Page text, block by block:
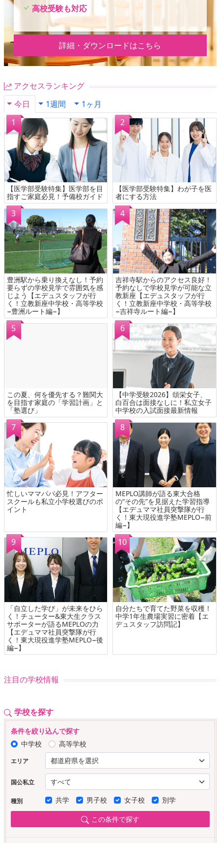
高校受験も対応
詳細・ダウンロードはこちら
アクセスランキング
今日
1週間 1ヶ月
【医学部受験特集】医学部を目
指すご家庭必見！予備校ガイド
【医学部受験特集】わが子を医
者にする方法
豊洲駅から乗り換えなし！予約
要らずの学校見学で雰囲気を感
じよう【エデュスタッフが行
く！立教新座中学校・高等学校
−豊洲ルート編−】
吉祥寺駅からのアクセス良好！
予約なしで学校見学が可能な立
教新座【エデュスタッフが行
く！立教新座中学校・高等学校
−吉祥寺ルート編−】
この夏、何を優先する？難関大
を目指す家庭の「学習計画」と
「塾選び」
【中学受験2026】頌栄女子、
白百合は面接なしに！私立女子
中学校の入試面接最新情報
忙しいママパパ必見！アフター
スクールも私立小学校選びのポ
イント
MEPLO講師が語る東大合格
の“その先”を見据えた学習指導
【エデュママ社員突撃隊が行
く！東大現役進学塾MEPLO−前
編−】
「自立した学び」が未来をひら
く！チューター&東大生クラス
サポーターが語るMEPLOの力
【エデュママ社員突撃隊が行
く！東大現役進学塾MEPLO−後
編−】
自分たちで育てた野菜を収穫！
中学1年生農場実習に密着【エ
デュスタッフ訪問記】
注目の学校情報
学校を探す
条件を絞り込んで探す
中学校
高等学校
エリア
国公私立
種別 共学 男子校 女子校 別学
この条件で探す